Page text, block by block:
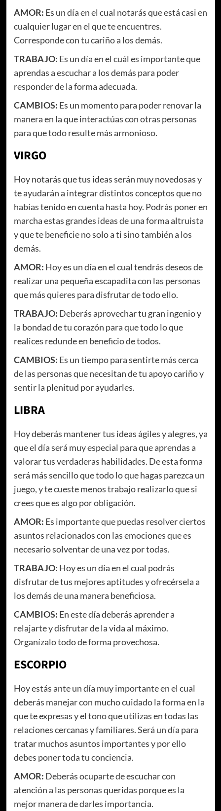
AMOR: Es un día en el cual notarás que está casi en
cualquier lugar en el que te encuentres.
Corresponde con tu cariño a los demás.
TRABAJO: Es un día en el cuál es importante que
aprendas a escuchar a los demás para poder
responder de la forma adecuada.
CAMBIOS: Es un momento para poder renovar la
manera en la que interactúas con otras personas
para que todo resulte más armonioso.
VIRGO
Hoy notarás que tus ideas serán muy novedosas y
te ayudarán a integrar distintos conceptos que no
habías tenido en cuenta hasta hoy. Podrás poner en
marcha estas grandes ideas de una forma altruista
y que te beneficie no solo a ti sino también a los
demás.
AMOR: Hoy es un día en el cual tendrás deseos de
realizar una pequeña escapadita con las personas
que más quieres para disfrutar de todo ello.
TRABAJO: Deberás aprovechar tu gran ingenio y
la bondad de tu corazón para que todo lo que
realices redunde en beneficio de todos.
CAMBIOS: Es un tiempo para sentirte más cerca
de las personas que necesitan de tu apoyo cariño y
sentir la plenitud por ayudarles.
LIBRA
Hoy deberás mantener tus ideas ágiles y alegres, ya
que el día será muy especial para que aprendas a
valorar tus verdaderas habilidades. De esta forma
será más sencillo que todo lo que hagas parezca un
juego, y te cueste menos trabajo realizarlo que si
crees que es algo por obligación.
AMOR: Es importante que puedas resolver ciertos
asuntos relacionados con las emociones que es
necesario solventar de una vez por todas.
TRABAJO: Hoy es un día en el cual podrás
disfrutar de tus mejores aptitudes y ofrecérsela a
los demás de una manera beneficiosa.
CAMBIOS: En este día deberás aprender a
relajarte y disfrutar de la vida al máximo.
Organízalo todo de forma provechosa.
ESCORPIO
Hoy estás ante un día muy importante en el cual
deberás manejar con mucho cuidado la forma en la
que te expresas y el tono que utilizas en todas las
relaciones cercanas y familiares. Será un día para
tratar muchos asuntos importantes y por ello
debes poner toda tu conciencia.
AMOR: Deberás ocuparte de escuchar con
atención a las personas queridas porque es la
mejor manera de darles importancia.